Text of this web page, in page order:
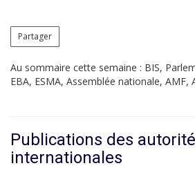
Partager
Au sommaire cette semaine : BIS,
EBA, ESMA, Assemblée nationale, AMF,
Publications des
internationales